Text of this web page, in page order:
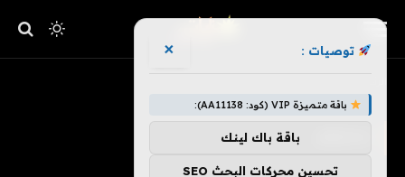
توصيات : ×
باقة متميزة VIP (كود: AA11138):
باقة باك لينك
تحسين محركات البحث SEO